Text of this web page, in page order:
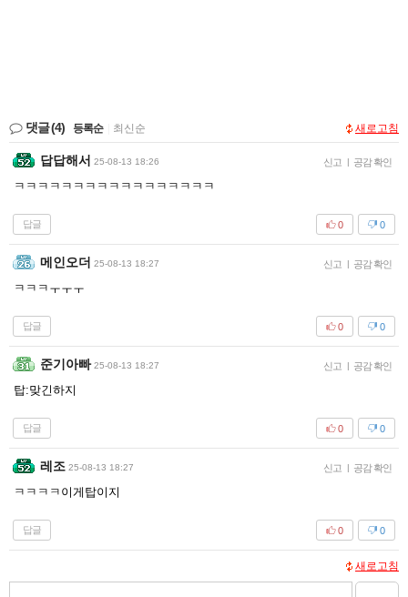
댓글(4) 등록순 최신순 새로고침
답답해서 25-08-13 18:26 신고 | 공감 확인
ㅋㅋㅋㅋㅋㅋㅋㅋㅋㅋㅋㅋㅋㅋㅋㅋㅋ
답글 0
0
메인오더 25-08-13 18:27 신고 | 공감 확인
ㅋㅋㅋㅜㅜㅜ
답글 0
0
준기아빠 25-08-13 18:27 신고 | 공감 확인
탑:맞긴하지
답글 0
0
레조 25-08-13 18:27 신고 | 공감 확인
ㅋㅋㅋㅋ이게탑이지
답글 0
0
새로고침